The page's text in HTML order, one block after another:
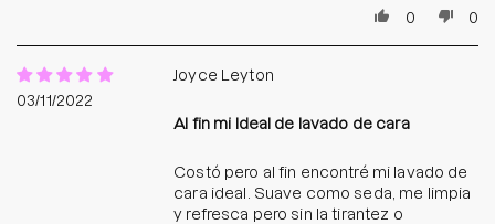
0
0
03/11/2022
Joyce Leyton
Al fin mi Ideal de lavado de cara
Costó pero al fin encontré mi lavado de
cara ideal. Suave como seda, me limpia
y refresca pero sin la tirantez o